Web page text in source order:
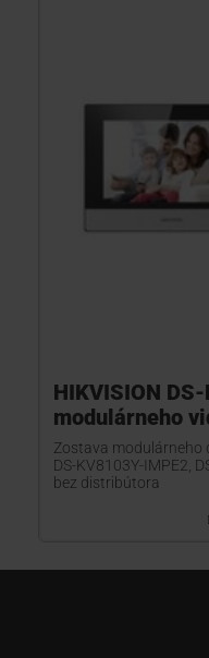
HIKVISION
modulárneho
Zostava modulárneho
DS-KV8103Y-IMPE2,
bez distribútora